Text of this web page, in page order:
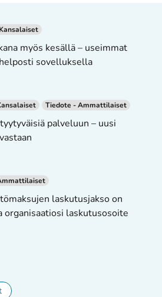
myös kesällä – useimmat
sovelluksella
Tiedote - Ammattilaiset
palveluun – uusi
laskutusjakso on
organisaatiosi laskutusosoite